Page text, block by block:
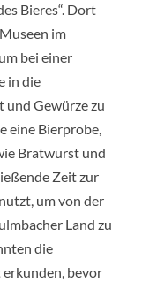
Bieres“. Dort
im
bei einer
in die
und Gewürze zu
eine Bierprobe,
Bratwurst und
Zeit zur
um von der
Land zu
die
bevor